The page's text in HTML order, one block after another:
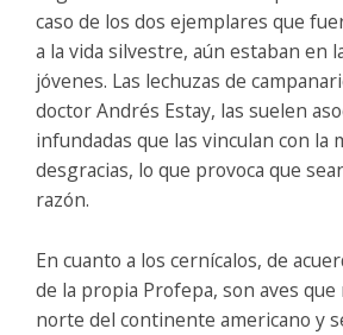
caso de los dos ejemplares que
a la vida silvestre, aún estaban en
jóvenes. Las lechuzas de
doctor Andrés Estay, las suelen
infundadas que las vinculan con la
desgracias, lo que provoca que
razón.
En cuanto a los cernícalos, de
de la propia Profepa, son aves
norte del continente americano y